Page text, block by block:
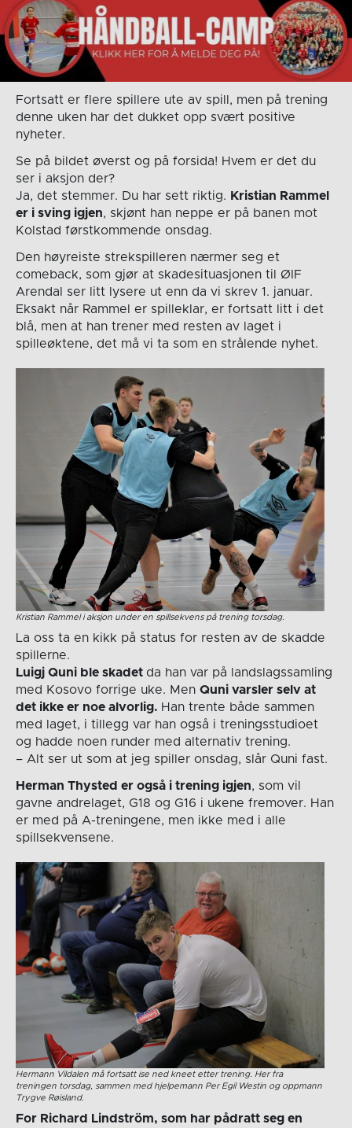
Fortsatt er flere spillere ute av spill, men på trening
denne uken har det dukket opp svært positive
nyheter.
Se på bildet øverst og på forsida! Hvem er det du
ser i aksjon der?
Ja, det stemmer. Du har sett riktig. Kristian Rammel
er i sving igjen, skjønt han neppe er på banen mot
Kolstad førstkommende onsdag.
Den høyreiste strekspilleren nærmer seg et
comeback, som gjør at skadesituasjonen til ØIF
Arendal ser litt lysere ut enn da vi skrev 1. januar.
Eksakt når Rammel er spilleklar, er fortsatt litt i det
blå, men at han trener med resten av laget i
spilleøktene, det må vi ta som en strålende nyhet.
Kristian Rammel i aksjon under en spillsekvens på trening torsdag.
La oss ta en kikk på status for resten av de skadde
spillerne.
Luigj Quni ble skadet da han var på landslagssamling
med Kosovo forrige uke. Men Quni varsler selv at
det ikke er noe alvorlig. Han trente både sammen
med laget, i tillegg var han også i treningsstudioet
og hadde noen runder med alternativ trening.
– Alt ser ut som at jeg spiller onsdag, slår Quni fast.
Herman Thysted er også i trening igjen, som vil
gavne andrelaget, G18 og G16 i ukene fremover. Han
er med på A-treningene, men ikke med i alle
spillsekvensene.
Hermann Vildalen må fortsatt ise ned kneet etter trening. Her fra
treningen torsdag, sammen med hjelpemann Per Egil Westin og oppmann
Trygve Røisland.
For Richard Lindström, som har pådratt seg en